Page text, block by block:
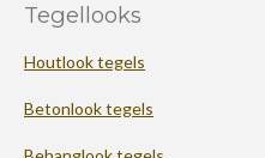
Tegellooks
Houtlook tegels
Betonlook tegels